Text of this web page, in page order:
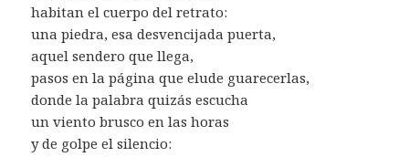
habitan el cuerpo del retrato:
una piedra, esa desvencijada puerta,
aquel sendero que llega,
pasos en la página que elude guarecerlas,
donde la palabra quizás escucha
un viento brusco en las horas
y de golpe el silencio: